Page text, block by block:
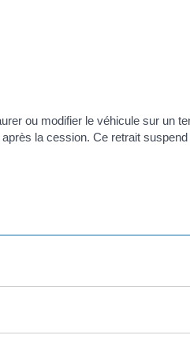
ou modifier le véhicule sur un
la cession. Ce retrait